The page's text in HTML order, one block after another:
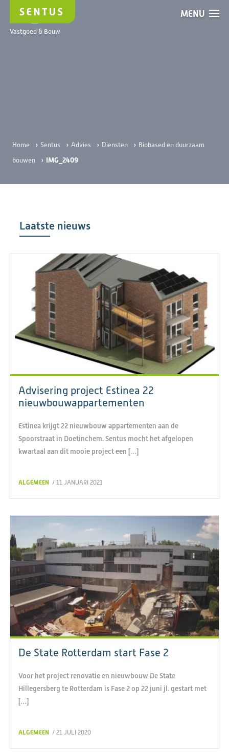
Vastgoed & Bouw
MENU
IMG_2409
Home › Sentus ›Advies › Diensten › Biobased en duurzaam
bouwen
› IMG_2409
Laatste nieuws
Advisering project Estinea 22
nieuwbouwappartementen
Estinea krijgt 22 nieuwbouw appartementen aan de
Spoorstraat in Doetinchem. Sentus mocht het afgelopen
kwartaal aan dit mooie project een […]
ALGEMEEN / 11 JANUARI 2021
De State Rotterdam start Fase 2
Voor het project renovatie en nieuwbouw De State
Hillegersberg te Rotterdam is Fase 2 op 22 juni jl. gestart met
[…]
ALGEMEEN / 21 JULI 2020